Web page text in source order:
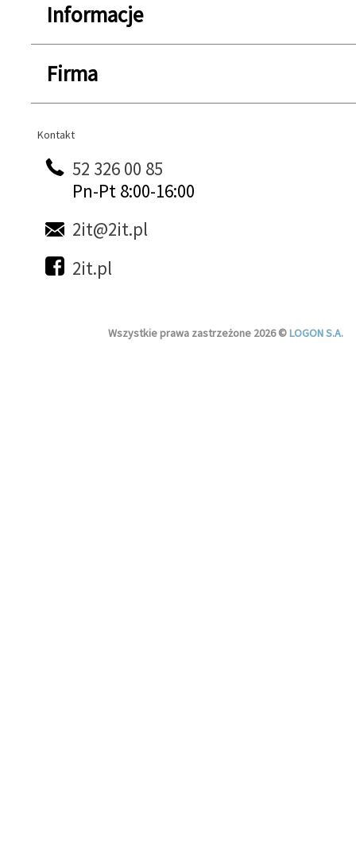
Informacje
Firma
Kontakt
Kontakt
52 326 00 85
Pn-Pt 8:00-16:00
2it@2it.pl
2it.pl
Wszystkie prawa zastrzeżone 2026 ©LOGON S.A.